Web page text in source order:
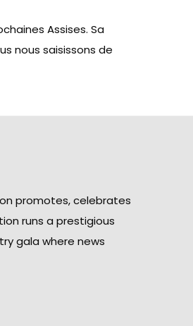
Assises. Sa
nous saisissons de
promotes, celebrates
runs a prestigious
gala where news